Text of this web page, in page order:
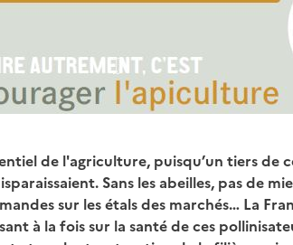
de l'agriculture, puisqu’un tiers de
Sans les abeilles, pas de
sur les étals des marchés… La
à la fois sur la santé de ces